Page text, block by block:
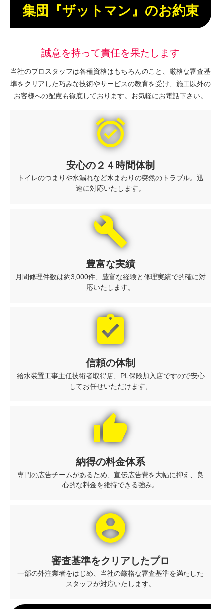
集団『ザットマン』のお約束
誠意を持って責任を果たします
当社のプロスタッフは各種資格はもちろんのこと、厳格な審査基
準をクリアした巧みな技術やサービスの教育を受け、施工以外の
お客様への配慮も徹底しております。お気軽にお電話下さい。
alarm_on
安心の２４時間体制
トイレのつまりや水漏れなど水まわりの突然のトラブル。迅
速に対応いたします。
build
豊富な実績
月間修理件数は約3,000件、豊富な経験と修理実績で的確に対
応いたします。
assignment_turned_in
信頼の体制
給水装置工事主任技術者取得店、PL保険加入店ですので安心
してお任せいただけます。
thumb_up
納得の料金体系
専門の広告チームがあるため、宣伝広告費を大幅に抑え、良
心的な料金を維持できる強み。
account_circle
審査基準をクリアしたプロ
一部の外注業者をはじめ、当社の厳格な審査基準を満たした
スタッフが対応いたします。